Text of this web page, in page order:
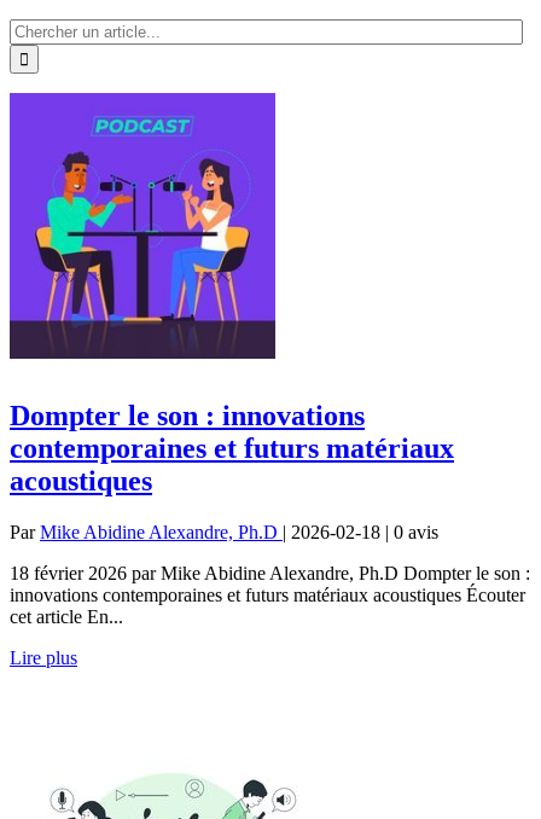
Dompter le son : innovations
contemporaines et futurs matériaux
acoustiques
ParMike Abidine Alexandre, Ph.D | 2026-02-18 | 0 avis
18 février 2026 par Mike Abidine Alexandre, Ph.D Dompter le son :
innovations contemporaines et futurs matériaux acoustiques Écouter
cet article En...
Lire plus